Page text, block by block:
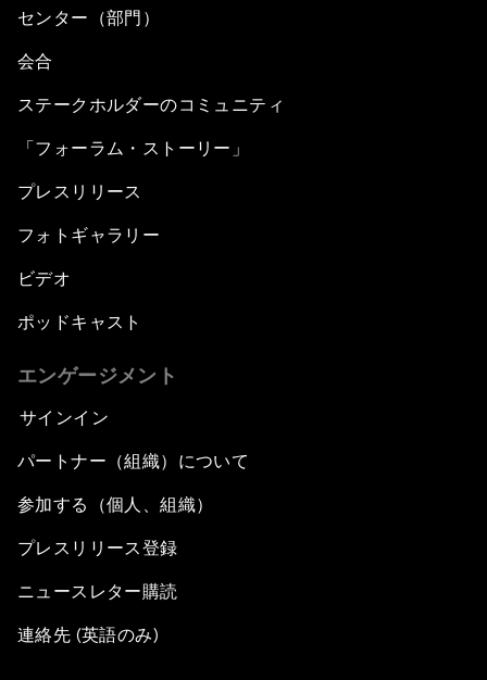
センター（部門）
会合
ステークホルダーのコミュニティ
「フォーラム・ストーリー」
プレスリリース
フォトギャラリー
ビデオ
ポッドキャスト
エンゲージメント
サインイン
パートナー（組織）について
参加する（個人、組織）
プレスリリース登録
ニュースレター購読
連絡先 (英語のみ)